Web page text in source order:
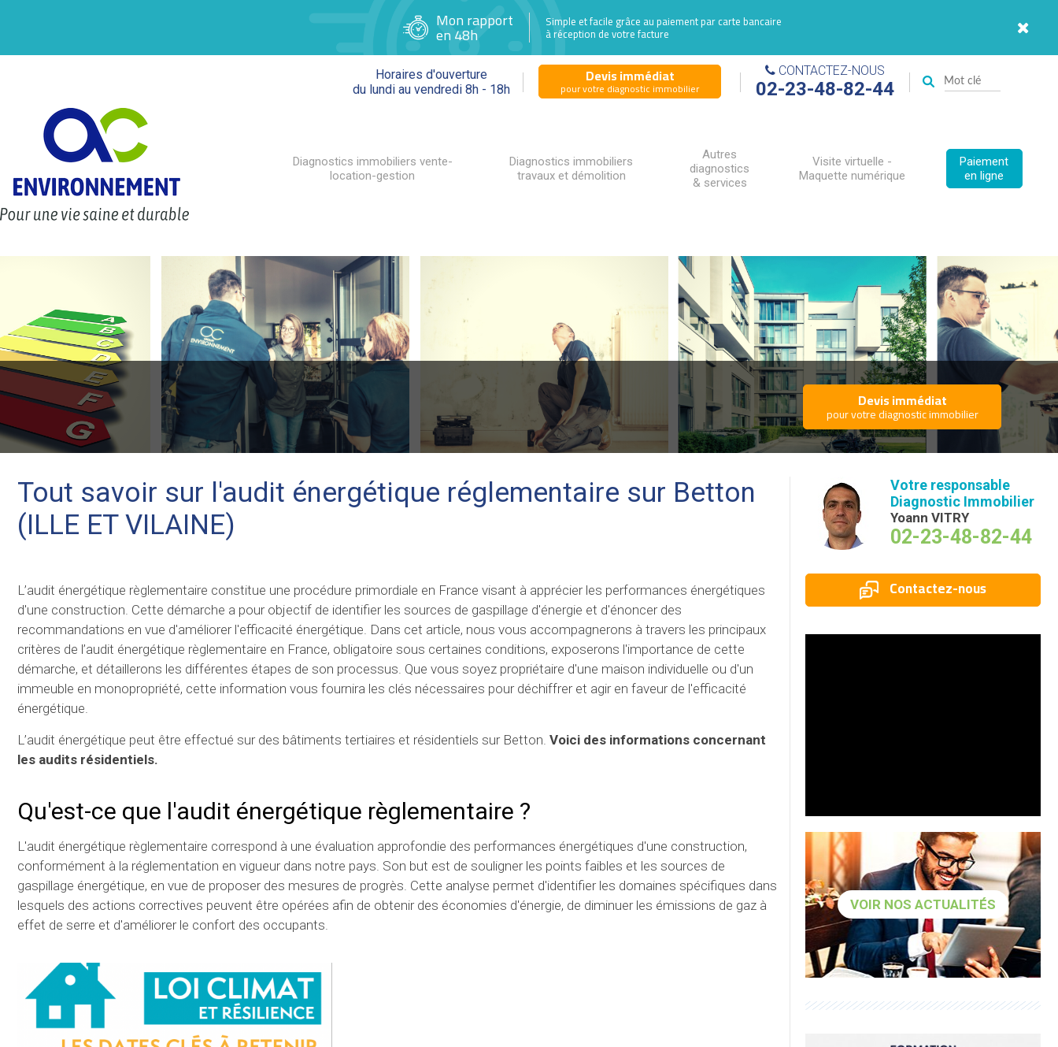
Mon rapport
en 48h
Simple et facile grâce au paiement par carte bancaire
à réception de votre facture
Horaires d'ouverture
du lundi au vendredi 8h - 18h
Devis immédiat
pour votre diagnostic immobilier
CONTACTEZ-NOUS
02-23-48-82-44
Diagnostics immobiliers vente-
location-gestion
Diagnostics immobiliers
travaux et démolition
Autres
diagnostics
& services
Visite virtuelle -
Maquette numérique
Paiement
en ligne
Devis immédiat
pour votre diagnostic immobilier
Tout savoir sur l'audit énergétique réglementaire sur Betton
(ILLE ET VILAINE)
L’audit énergétique règlementaire constitue une procédure primordiale en France visant à apprécier les performances énergétiques
d'une construction. Cette démarche a pour objectif de identifier les sources de gaspillage d'énergie et d'énoncer des
recommandations en vue d'améliorer l'efficacité énergétique. Dans cet article, nous vous accompagnerons à travers les principaux
critères de l’audit énergétique règlementaire en France, obligatoire sous certaines conditions, exposerons l'importance de cette
démarche, et détaillerons les différentes étapes de son processus. Que vous soyez propriétaire d'une maison individuelle ou d'un
immeuble en monopropriété, cette information vous fournira les clés nécessaires pour déchiffrer et agir en faveur de l'efficacité
énergétique.
L’audit énergétique peut être effectué sur des bâtiments tertiaires et résidentiels sur Betton. Voici des informations concernant
les audits résidentiels.
Qu'est-ce que l'audit énergétique règlementaire ?
L'audit énergétique règlementaire correspond à une évaluation approfondie des performances énergétiques d'une construction,
conformément à la réglementation en vigueur dans notre pays. Son but est de souligner les points faibles et les sources de
gaspillage énergétique, en vue de proposer des mesures de progrès. Cette analyse permet d'identifier les domaines spécifiques dans
lesquels des actions correctives peuvent être opérées afin de obtenir des économies d'énergie, de diminuer les émissions de gaz à
effet de serre et d'améliorer le confort des occupants.
Votre responsable
Diagnostic Immobilier
Yoann VITRY
02-23-48-82-44
Contactez-nous
VOIR NOS ACTUALITÉS